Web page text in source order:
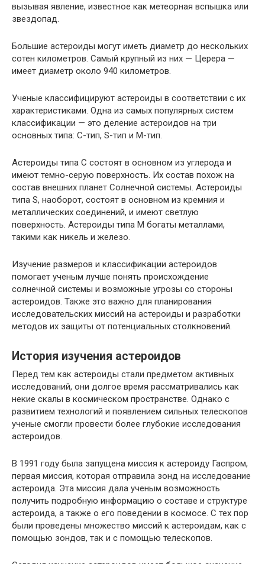
вызывая явление, известное как метеорная вспышка или
звездопад.
Большие астероиды могут иметь диаметр до нескольких
сотен километров. Самый крупный из них — Церера —
имеет диаметр около 940 километров.
Ученые классифицируют астероиды в соответствии с их
характеристиками. Одна из самых популярных систем
классификации — это деление астероидов на три
основных типа: C-тип, S-тип и M-тип.
Астероиды типа C состоят в основном из углерода и
имеют темно-серую поверхность. Их состав похож на
состав внешних планет Солнечной системы. Астероиды
типа S, наоборот, состоят в основном из кремния и
металлических соединений, и имеют светлую
поверхность. Астероиды типа M богаты металлами,
такими как никель и железо.
Изучение размеров и классификации астероидов
помогает ученым лучше понять происхождение
солнечной системы и возможные угрозы со стороны
астероидов. Также это важно для планирования
исследовательских миссий на астероиды и разработки
методов их защиты от потенциальных столкновений.
История изучения астероидов
Перед тем как астероиды стали предметом активных
исследований, они долгое время рассматривались как
некие скалы в космическом пространстве. Однако с
развитием технологий и появлением сильных телескопов
ученые смогли провести более глубокие исследования
астероидов.
В 1991 году была запущена миссия к астероиду Гаспром,
первая миссия, которая отправила зонд на исследование
астероида. Эта миссия дала ученым возможность
получить подробную информацию о составе и структуре
астероида, а также о его поведении в космосе. С тех пор
были проведены множество миссий к астероидам, как с
помощью зондов, так и с помощью телескопов.